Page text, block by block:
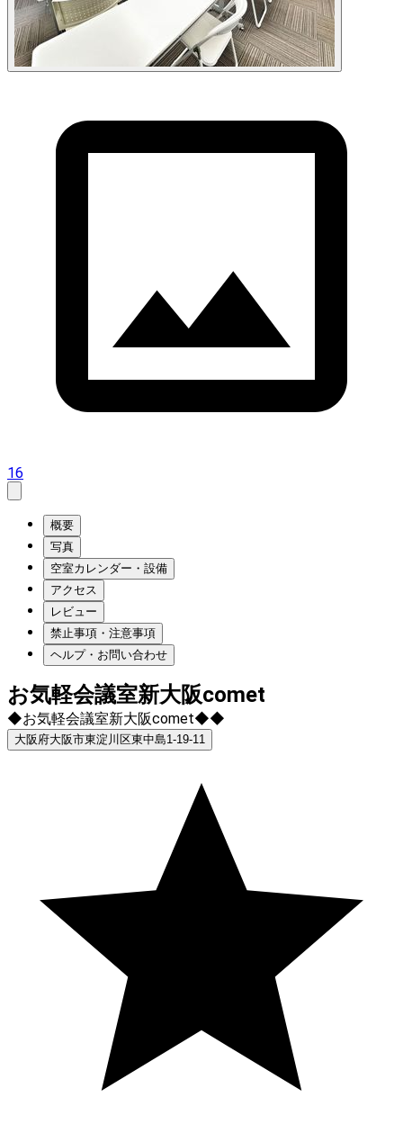
16
概要
写真
空室カレンダー・設備
アクセス
レビュー
禁止事項・注意事項
ヘルプ・お問い合わせ
お気軽会議室新大阪comet
◆お気軽会議室新大阪comet◆◆
大阪府大阪市東淀川区東中島1-19-11